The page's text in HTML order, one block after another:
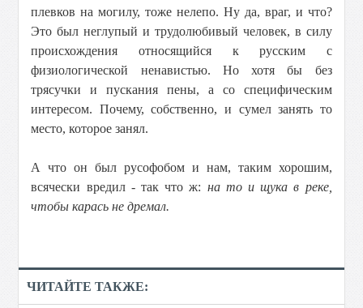
плевков на могилу, тоже нелепо. Ну да, враг, и что?
Это был неглупый и трудолюбивый человек, в силу
происхождения относящийся к русским с
физиологической ненавистью. Но хотя бы без
трясучки и пускания пены, а со специфическим
интересом. Почему, собственно, и сумел занять то
место, которое занял.
А что он был русофобом и нам, таким хорошим,
всячески вредил - так что ж: на то и щука в реке,
чтобы карась не дремал.
ЧИТАЙТЕ ТАКЖЕ: